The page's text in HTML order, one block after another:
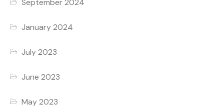
September 2024
January 2024
July 2023
June 2023
May 2023